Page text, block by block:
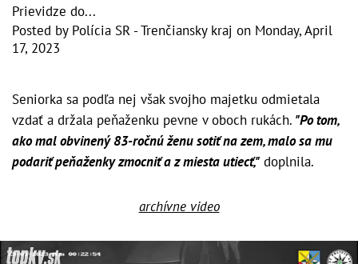
Prievidze do...
Posted by Polícia SR - Trenčiansky kraj on Monday, April
17, 2023
Seniorka sa podľa nej však svojho majetku odmietala
vzdať a držala peňaženku pevne v oboch rukách. "Po tom,
ako mal obvinený 83-ročnú ženu sotiť na zem, malo sa mu
podariť peňaženky zmocniť a z miesta utiecť," doplnila.
archívne video